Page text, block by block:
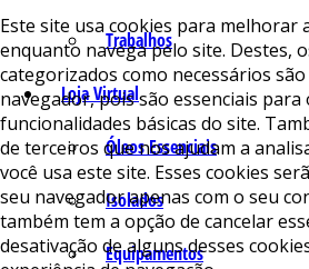
Trabalhos
Loja Virtual
Óleos Essenciais
Isolados
Equipamentos
Este site usa cookies para melhorar
enquanto navega pelo site. Destes,
categorizados como necessários
navegador, pois são essenciais
funcionalidades básicas do site.
de terceiros que nos ajudam a
você usa este site. Esses cookies
seu navegador apenas com o seu
também tem a opção de cancelar
desativação de alguns desses